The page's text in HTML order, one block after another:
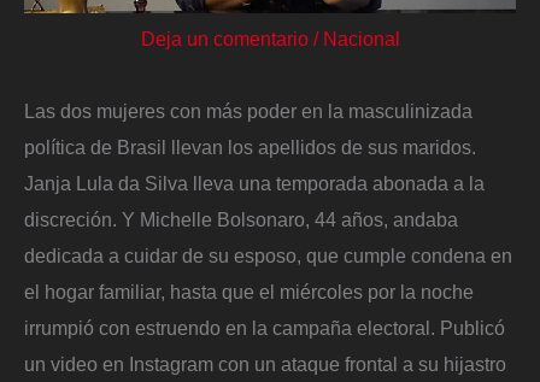
Deja un comentario / Nacional
Las dos mujeres con más poder en la masculinizada
política de Brasil llevan los apellidos de sus maridos.
Janja Lula da Silva lleva una temporada abonada a la
discreción. Y Michelle Bolsonaro, 44 años, andaba
dedicada a cuidar de su esposo, que cumple condena en
el hogar familiar, hasta que el miércoles por la noche
irrumpió con estruendo en la campaña electoral. Publicó
un video en Instagram con un ataque frontal a su hijastro